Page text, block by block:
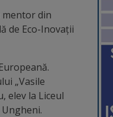
din
de Eco-Inovații
„Vasile
elev la Liceul